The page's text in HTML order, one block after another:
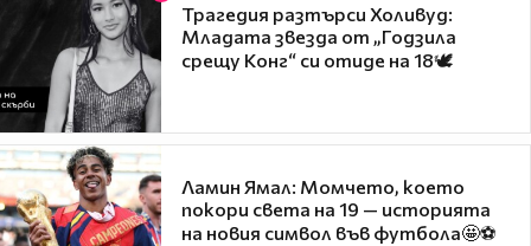
Трагедия разтърси Холивуд:
Младата звезда от „Годзила
срещу Конг“ си отиде на 18🕊️
Ламин Ямал: Момчето, което
покори света на 19 — историята
на новия символ във футбола🤩⚽